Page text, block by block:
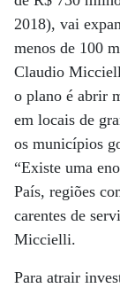
2018), vai
menos de 100
Claudio
o plano é abrir
em locais de
os municípios
“Existe uma
País, regiões
carentes de
Miccielli.
Para atrair